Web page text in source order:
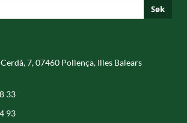
Søk
7, 07460 Pollença, Illes Balears
33
93